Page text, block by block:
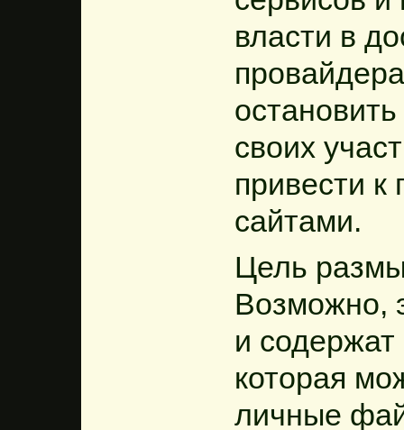
власти в
своих
привести
сайтами.
Цель
Возможно,
и
которая
личные